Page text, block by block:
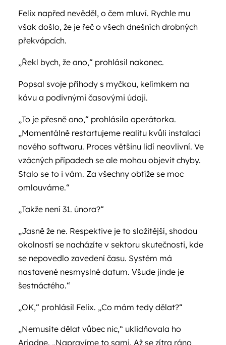
Felix napřed nevěděl, o čem mluví. Rychle mu
však došlo, že je řeč o všech dnešních drobných
překvápcích.
„Řekl bych, že ano,“ prohlásil nakonec.
Popsal svoje příhody s myčkou, kelímkem na
kávu a podivnými časovými údaji.
„To je přesně ono,“ prohlásila operátorka.
„Momentálně restartujeme realitu kvůli instalaci
nového softwaru. Proces většinu lidí neovlivní. Ve
vzácných případech se ale mohou objevit chyby.
Stalo se to i vám. Za všechny obtíže se moc
omlouváme.“
„Takže není 31. února?“
„Jasně že ne. Respektive je to složitější, shodou
okolností se nacházíte v sektoru skutečnosti, kde
se nepovedlo zavedení času. Systém má
nastavené nesmyslné datum. Všude jinde je
šestnáctého.“
„OK,“ prohlásil Felix. „Co mám tedy dělat?“
„Nemusíte dělat vůbec nic,“ uklidňovala ho
Ariadne. „Napravíme to sami. Až se zítra ráno